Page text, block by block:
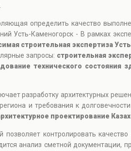
определить качество
Усть-Каменогорск - В рамках
строительная экспертиза
запросы: строительная
технического состояния
разработку архитектурных
и требования к
проектирование
позволяет контролировать
анализ сметной документации,